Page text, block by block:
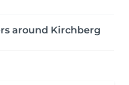
around Kirchberg